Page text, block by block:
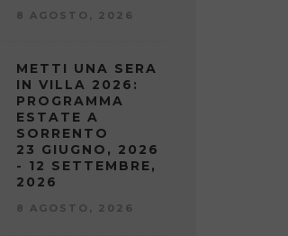
8 AGOSTO, 2026
METTI UNA SERA
IN VILLA 2026:
PROGRAMMA
ESTATE A
SORRENTO
23 GIUGNO, 2026
- 12 SETTEMBRE,
2026
8 AGOSTO, 2026